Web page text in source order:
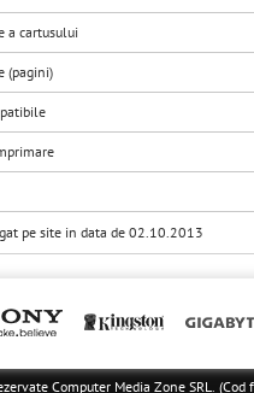
a cartusului
(pagini)
pe site in data de 02.10.2013
Computer Media Zone SRL.